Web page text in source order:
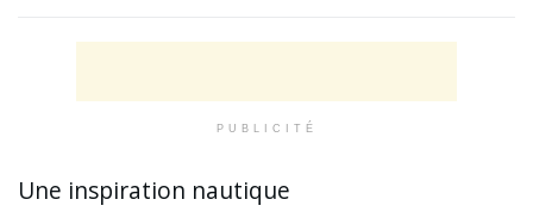
PUBLICITÉ
Une inspiration nautique